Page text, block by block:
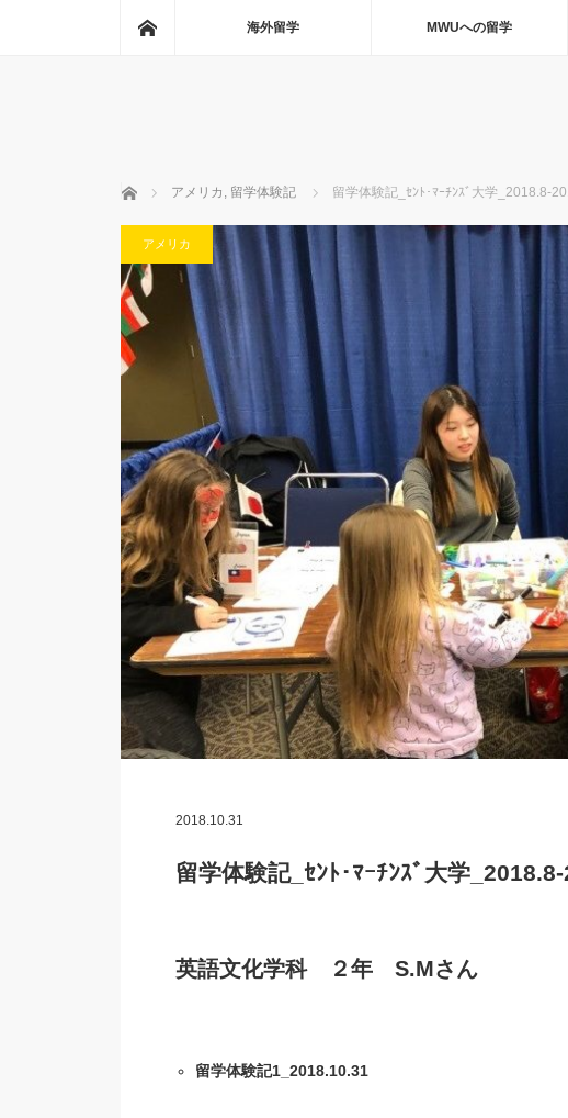
海外留学 MWUへの留学
ホーム アメリカ , 留学体験記 留学体験記_ｾﾝﾄ･ﾏｰﾁﾝｽﾞ大学_2018.8-
アメリカ
2018.10.31
留学体験記_ｾﾝﾄ･ﾏｰﾁﾝｽﾞ大学
英語文化学科 ２年 S.Mさん
留学体験記1_2018.10.31